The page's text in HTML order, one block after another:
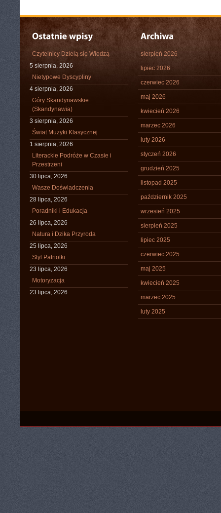
Czytelnicy Dzielą się Wiedzą
5 sierpnia, 2026
Nietypowe Dyscypliny
4 sierpnia, 2026
Góry Skandynawskie
(Skandynawia)
3 sierpnia, 2026
Świat Muzyki Klasycznej
1 sierpnia, 2026
Literackie Podróże w Czasie i
Przestrzeni
30 lipca, 2026
Wasze Doświadczenia
28 lipca, 2026
Poradniki i Edukacja
26 lipca, 2026
Natura i Dzika Przyroda
25 lipca, 2026
Styl Patriotki
23 lipca, 2026
Motoryzacja
23 lipca, 2026
sierpień 2026
lipiec 2026
czerwiec 2026
maj 2026
kwiecień 2026
marzec 2026
luty 2026
styczeń 2026
grudzień 2025
listopad 2025
październik 2025
wrzesień 2025
sierpień 2025
lipiec 2025
czerwiec 2025
maj 2025
kwiecień 2025
marzec 2025
luty 2025